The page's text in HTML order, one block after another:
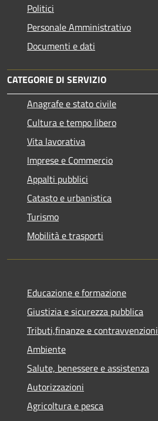
Politici
Personale Amministrativo
Documenti e dati
CATEGORIE DI SERVIZIO
Anagrafe e stato civile
Cultura e tempo libero
Vita lavorativa
Imprese e Commercio
Appalti pubblici
Catasto e urbanistica
Turismo
Mobilità e trasporti
Educazione e formazione
Giustizia e sicurezza pubblica
Tributi,finanze e contravvenzioni
Ambiente
Salute, benessere e assistenza
Autorizzazioni
Agricoltura e pesca